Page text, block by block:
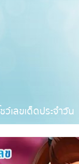
ว์เลขเด็ดประจำวัน